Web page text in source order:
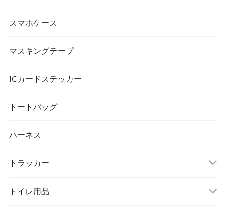
スマホケース
マスキングテープ
ICカードステッカー
トートバッグ
ハーネス
トラッカー
トイレ用品